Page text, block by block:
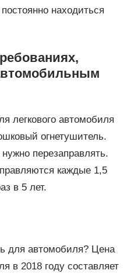
находиться
легкового автомобиля
огнетушитель.
перезаправлять.
каждые 1,5
в 5 лет.
для автомобиля? Цена
в 2018 году составляет